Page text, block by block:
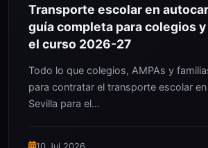
Transporte escolar en
guía completa para colegios y
el curso 2026-27
Todo lo que colegios, AMPAs y
para contratar el transporte escolar
Sevilla para el…
10 Jul 2026